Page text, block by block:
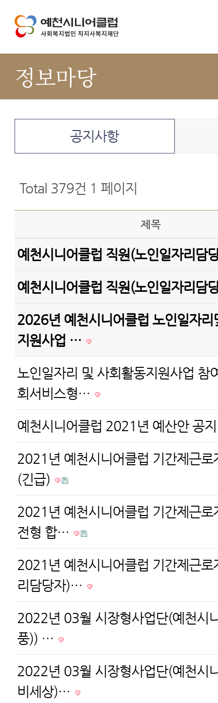
정보마당
공지사항
Total 379건 1 페이지
제목
예천시니어클럽 직원(노인일자리담
예천시니어클럽 직원(노인일자리담
2026년 예천시니어클럽 노인일자리
지원사업 …
노인일자리 및 사회활동지원사업 참
회서비스형…
예천시니어클럽 2021년 예산안 공
2021년 예천시니어클럽 기간제근로
(긴급)
2021년 예천시니어클럽 기간제근로
전형 합…
2021년 예천시니어클럽 기간제근로
리담당자)…
2022년 03월 시장형사업단(예천시
풍)) …
2022년 03월 시장형사업단(예천시
비세상)…